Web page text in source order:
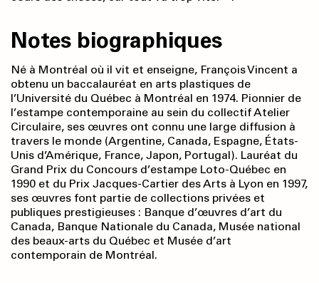
Notes biographiques
Né à Montréal où il vit et enseigne, François Vincent a
obtenu un baccalauréat en arts plastiques de
l’Université du Québec à Montréal en 1974. Pionnier de
l’estampe contemporaine au sein du collectif Atelier
Circulaire, ses œuvres ont connu une large diffusion à
travers le monde (Argentine, Canada, Espagne, États-
Unis d’Amérique, France, Japon, Portugal). Lauréat du
Grand Prix du Concours d’estampe Loto-Québec en
1990 et du Prix Jacques-Cartier des Arts à Lyon en 1997,
ses œuvres font partie de collections privées et
publiques prestigieuses : Banque d’œuvres d’art du
Canada, Banque Nationale du Canada, Musée national
des beaux-arts du Québec et Musée d’art
contemporain de Montréal.